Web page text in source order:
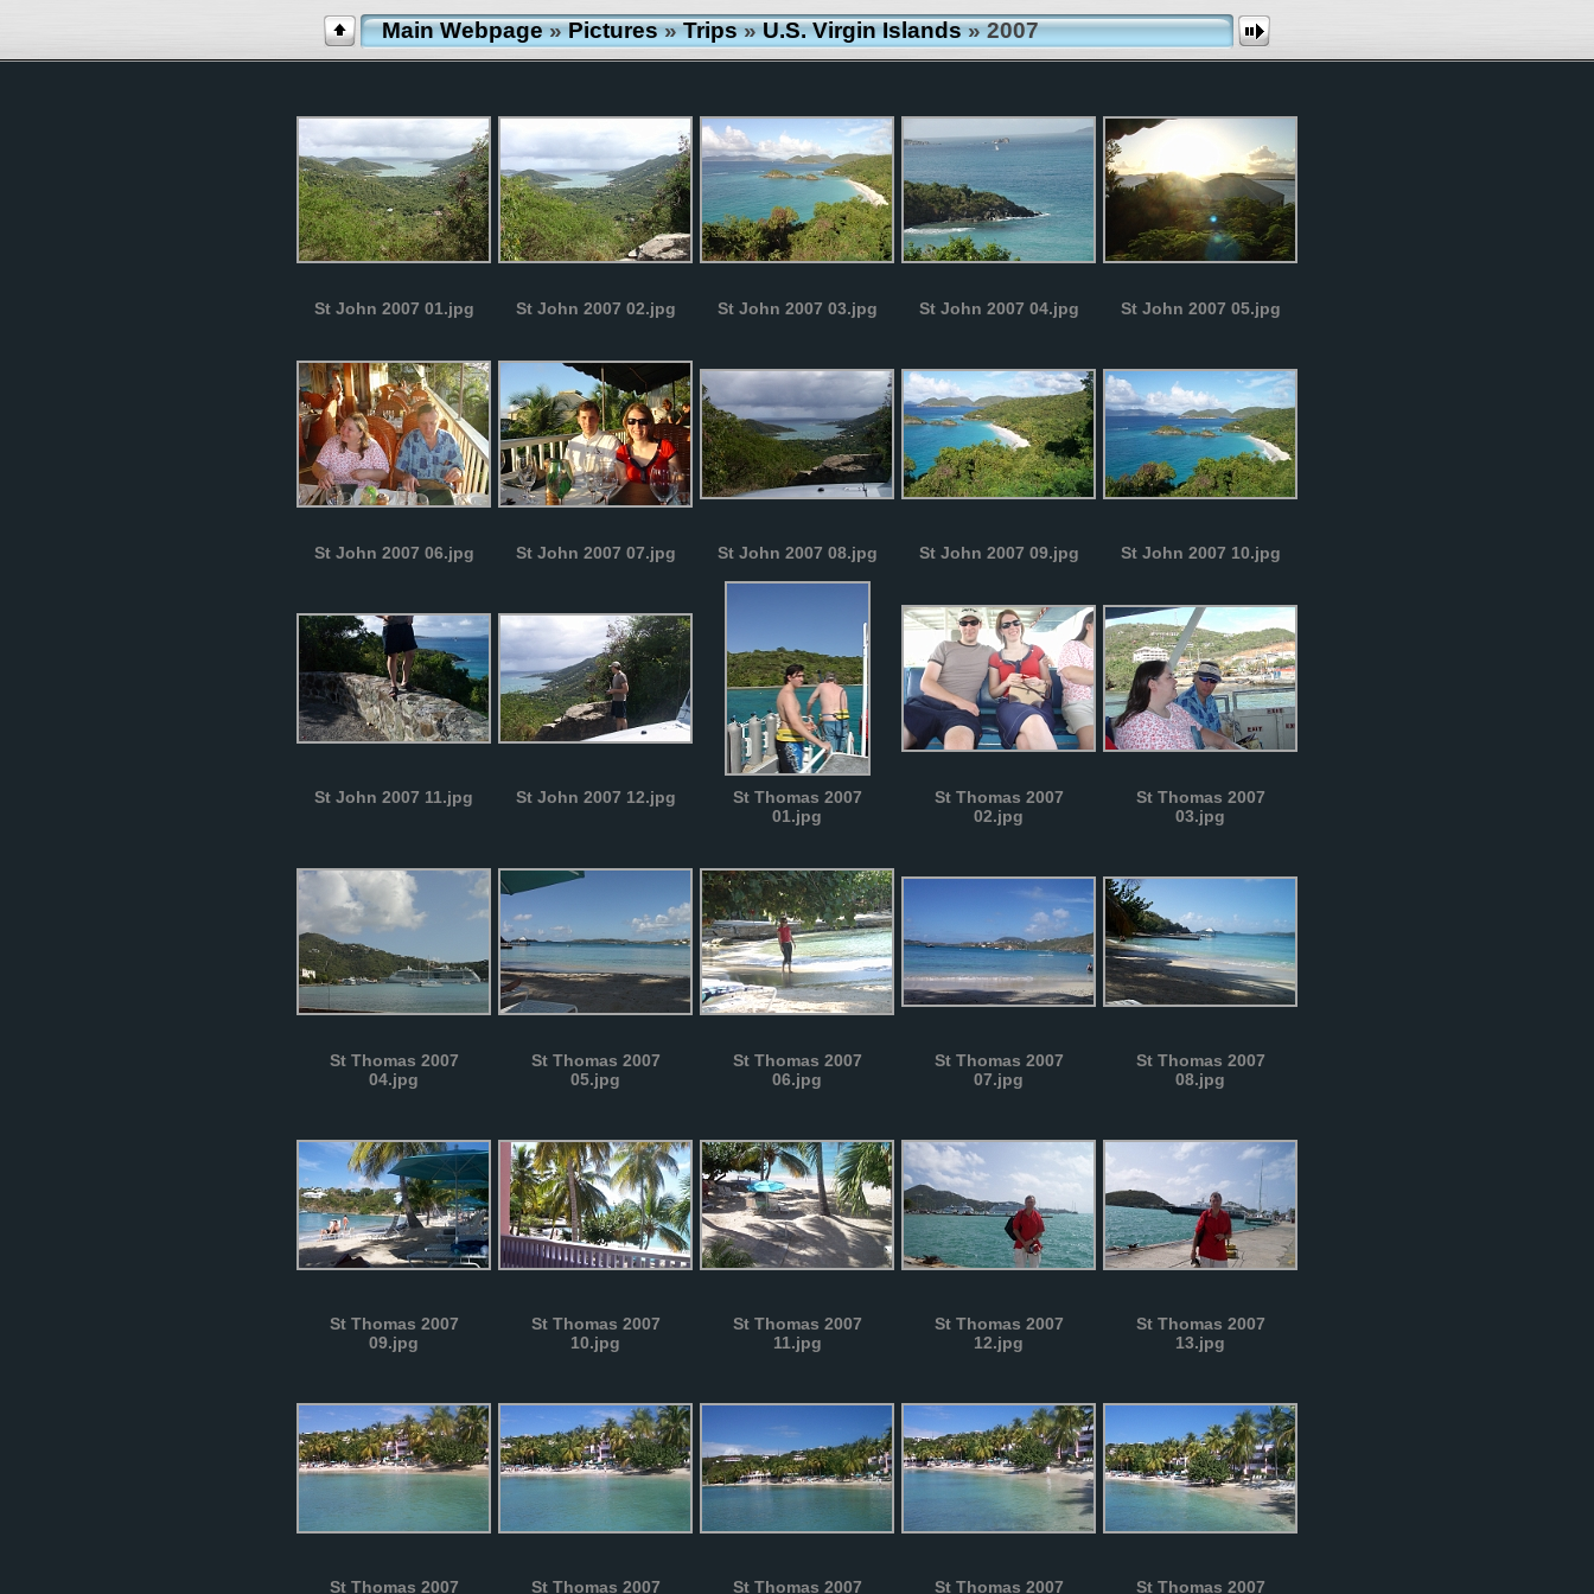
Main Webpage»Pictures»Trips»U.S. Virgin Islands» 2007
St John 2007 01.jpg St John 2007 02.jpg St John 2007 03.jpg St John 2007 04.jpg St John 2007 05.jpg
St John 2007 06.jpg St John 2007 07.jpg St John 2007 08.jpg St John 2007 09.jpg St John 2007 10.jpg
St John 2007 11.jpg St John 2007 12.jpg
St Thomas 2007
01.jpg
St Thomas 2007
02.jpg
St Thomas 2007
03.jpg
St Thomas 2007
04.jpg
St Thomas 2007
05.jpg
St Thomas 2007
06.jpg
St Thomas 2007
07.jpg
St Thomas 2007
08.jpg
St Thomas 2007
09.jpg
St Thomas 2007
10.jpg
St Thomas 2007
11.jpg
St Thomas 2007
12.jpg
St Thomas 2007
13.jpg
St Thomas 2007 St Thomas 2007 St Thomas 2007 St Thomas 2007 St Thomas 2007